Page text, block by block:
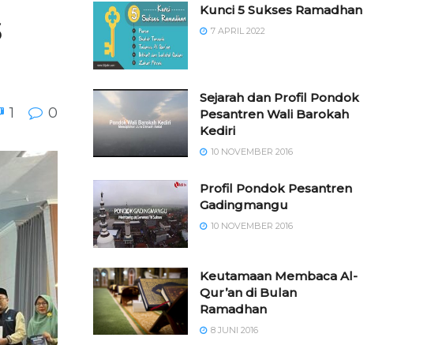
1 0
Kunci 5 Sukses Ramadhan
7 APRIL 2022
Sejarah dan Profil Pondok
Pesantren Wali Barokah
Kediri
10 NOVEMBER 2016
⁠⁠⁠Profil Pondok Pesantren
Gadingmangu
10 NOVEMBER 2016
Keutamaan Membaca Al-
Qur’an di Bulan
Ramadhan
8 JUNI 2016